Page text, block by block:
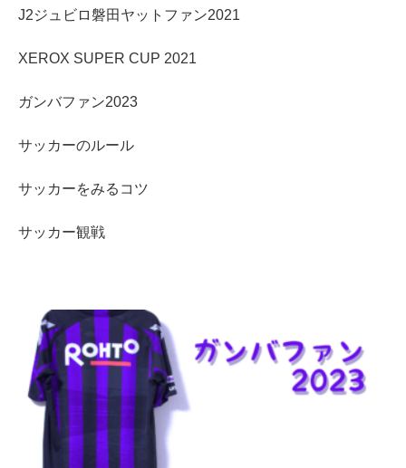
J2ジュビロ磐田ヤットファン2021
XEROX SUPER CUP 2021
ガンバファン2023
サッカーのルール
サッカーをみるコツ
サッカー観戦